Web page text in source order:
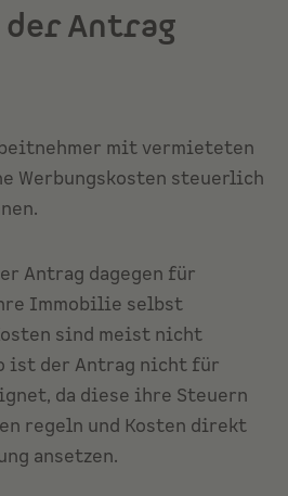
Antrag
mit vermieteten
Werbungskosten steuerlich
Antrag dagegen für
Immobilie selbst
sind meist nicht
ist der Antrag nicht für
da diese ihre Steuern
regeln und Kosten direkt
ansetzen.